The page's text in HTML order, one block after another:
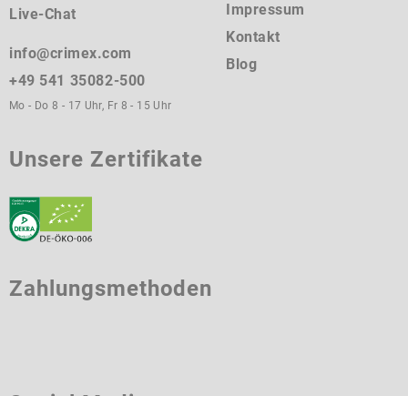
Live-Chat
info@crimex.com
+49 541 35082-500
Mo - Do 8 - 17 Uhr, Fr 8 - 15 Uhr
Impressum
Kontakt
Blog
Unsere Zertifikate
Zahlungsmethoden